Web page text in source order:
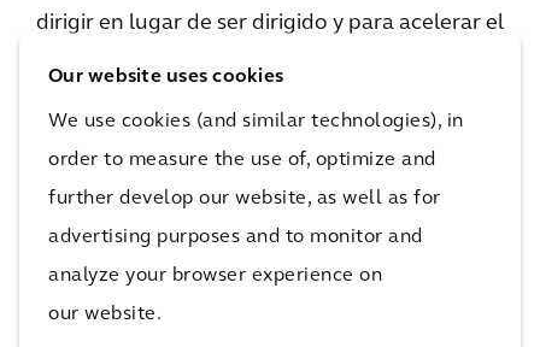
Our website uses cookies
We use cookies (and similar technologies), in
order to measure the use of, optimize and
further develop our website, as well as for
advertising purposes and to monitor and
analyze your browser experience on
our website.
dirigir en lugar de ser dirigido y para acelerar el
interactivo diseñado para atraer a los 36 000
Arcadianos hacia el mundo digital, crear una
mentalidad de innovación en la empresa y
encender la chispa creativa que inspirará al
personal a crear nuevas soluciones para los
clientes. Impulsar las capacidades digitales